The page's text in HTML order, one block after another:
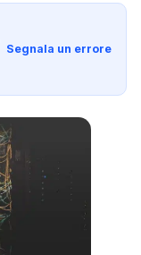
Segnala un errore